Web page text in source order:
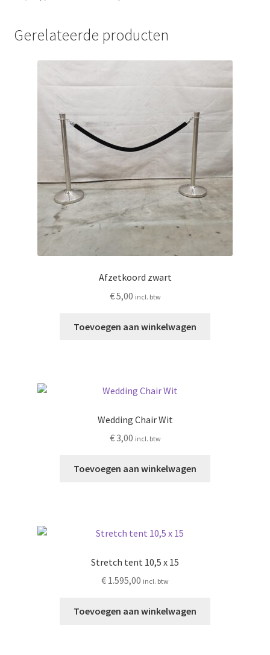
Gerelateerde producten
Afzetkoord zwart
€5,00 incl. btw
Toevoegen aan winkelwagen
Wedding Chair Wit
€3,00 incl. btw
Toevoegen aan winkelwagen
Stretch tent 10,5 x 15
€ 1.595,00 incl. btw
Toevoegen aan winkelwagen